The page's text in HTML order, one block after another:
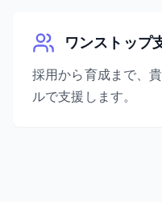
ワンストップ
採用から育成まで、
ルで支援します。